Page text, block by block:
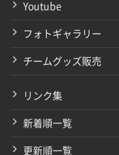
Youtube
フォトギャラリー
チームグッズ販売
リンク集
新着順一覧
更新順一覧